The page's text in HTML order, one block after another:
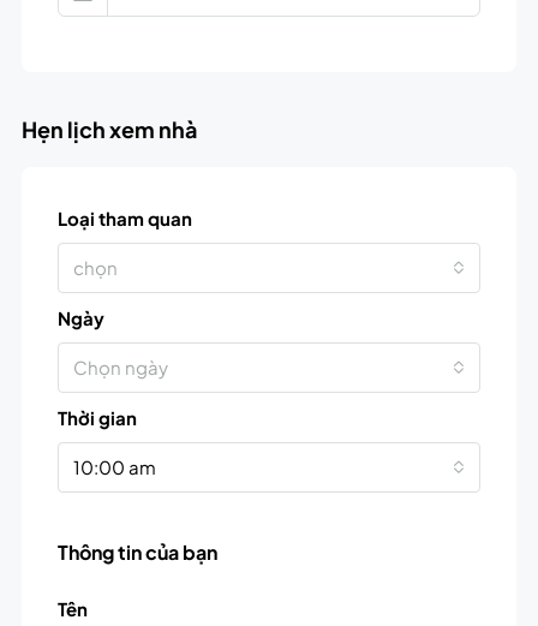
Hẹn lịch xem nhà
Loại tham quan
chọn
Ngày
Chọn ngày
Thời gian
10:00 am
Thông tin của bạn
Tên